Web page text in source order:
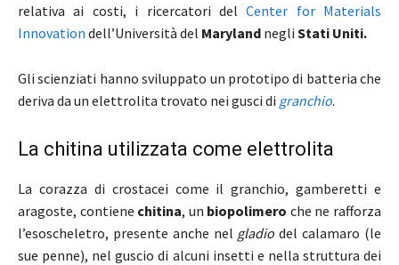
relativa ai costi, i ricercatori delCenter for Materials
Innovation dell’Università del Maryland negli Stati Uniti.
Gli scienziati hanno sviluppato un prototipo di batteria che
deriva da un elettrolita trovato nei gusci di granchio.
La chitina utilizzata come elettrolita
La corazza di crostacei come il granchio, gamberetti e
aragoste, contiene chitina, un biopolimero che ne rafforza
l’esoscheletro, presente anche nel gladio del calamaro (le
sue penne), nel guscio di alcuni insetti e nella struttura dei